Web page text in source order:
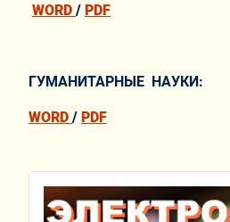
WORD / PDF
ГУМАНИТАРНЫЕ НАУКИ:
WORD / PDF